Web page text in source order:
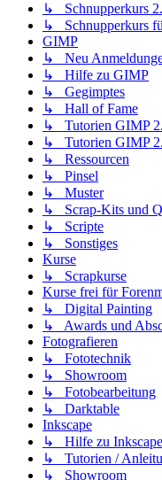
↳ Schnupperkurs
↳ Schnupperkurs
GIMP
↳ Neu
↳ Hilfe zu GIMP
↳ Gegimptes
↳ Hall of Fame
↳ Tutorien GIMP
↳ Tutorien GIMP
↳ Ressourcen
↳ Pinsel
↳ Muster
↳ Scrap-Kits und
↳ Scripte
↳ Sonstiges
Kurse
↳ Scrapkurse
Kurse frei für
↳ Digital Painting
↳ Awards und
Fotografieren
↳ Fototechnik
↳ Showroom
↳ Fotobearbeitung
↳ Darktable
Inkscape
↳ Hilfe zu Inkscape
↳ Tutorien /
↳ Showroom